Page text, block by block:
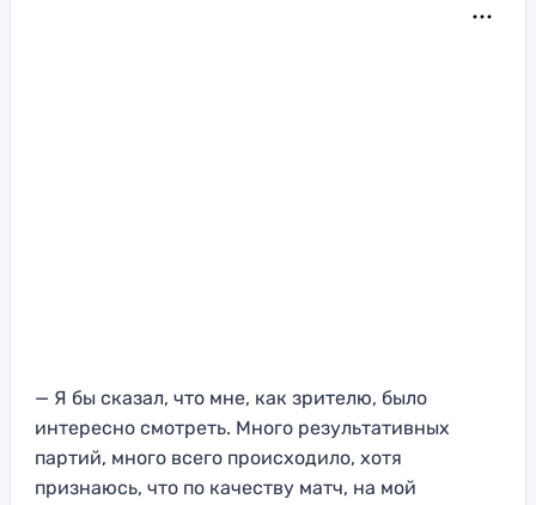
— Я бы сказал, что мне, как зрителю, было
интересно смотреть. Много результативных
партий, много всего происходило, хотя
признаюсь, что по качеству матч, на мой